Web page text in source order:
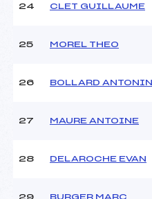
24 CLET GUILLAUME
25 MOREL THEO
26 BOLLARD ANTONIN
27 MAURE ANTOINE
28 DELAROCHE EVAN
29 BURGER MARC